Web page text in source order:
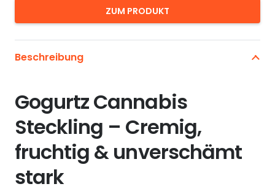
ZUM PRODUKT
Beschreibung
Gogurtz Cannabis
Steckling – Cremig,
fruchtig & unverschämt
stark